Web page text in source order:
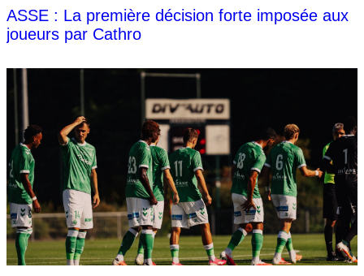
ASSE : La première décision forte imposée aux
joueurs par Cathro